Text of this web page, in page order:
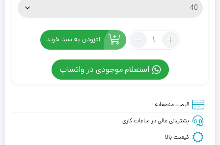
تعداد:
نایکی
یانیس
3
سفید
Nike
افزودن به سبد خرید
استعلام موجودی در واتساپ
قیمت منصفانه
پشتیبانی عالی در ساعات کاری
کیفیت بالا